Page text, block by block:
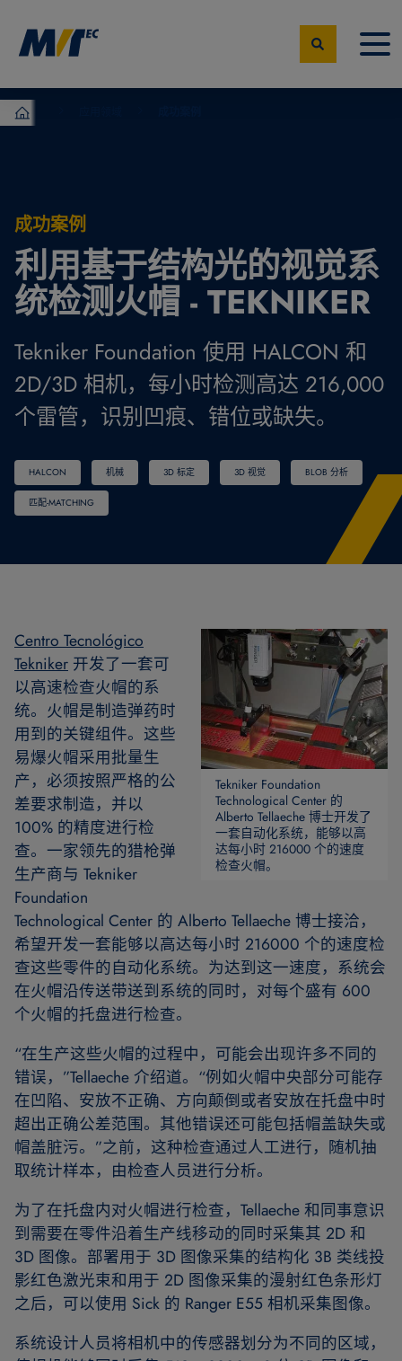
MVTec Software – 机器视觉专家
成功案例
利用基于结构光的视觉系
统检测火帽 - TEKNIKER
Tekniker Foundation 使用 HALCON 和
2D/3D 相机，每小时检测高达 216,000
个雷管，识别凹痕、错位或缺失。
HALCON 机械 3D 标定 3D 视觉 BLOB 分析
匹配-MATCHING
Tekniker Foundation
Technological Center 的
Alberto Tellaeche 博士开发了
一套自动化系统，能够以高
达每小时 216000 个的速度
检查火帽。
Centro Tecnológico
Tekniker 开发了一套可
以高速检查火帽的系
统。火帽是制造弹药时
用到的关键组件。这些
易爆火帽采用批量生
产，必须按照严格的公
差要求制造，并以
100% 的精度进行检
查。一家领先的猎枪弹
生产商与 Tekniker
Foundation
Technological Center 的 Alberto Tellaeche 博士接洽，
希望开发一套能够以高达每小时 216000 个的速度检
查这些零件的自动化系统。为达到这一速度，系统会
在火帽沿传送带送到系统的同时，对每个盛有 600
个火帽的托盘进行检查。
“在生产这些火帽的过程中，可能会出现许多不同的
错误，”Tellaeche 介绍道。“例如火帽中央部分可能存
在凹陷、安放不正确、方向颠倒或者安放在托盘中时
超出正确公差范围。其他错误还可能包括帽盖缺失或
帽盖脏污。”之前，这种检查通过人工进行，随机抽
取统计样本，由检查人员进行分析。
为了在托盘内对火帽进行检查，Tellaeche 和同事意识
到需要在零件沿着生产线移动的同时采集其 2D 和
3D 图像。部署用于 3D 图像采集的结构化 3B 类线投
影红色激光束和用于 2D 图像采集的漫射红色条形灯
之后，可以使用 Sick 的 Ranger E55 相机采集图像。
系统设计人员将相机中的传感器划分为不同的区域，